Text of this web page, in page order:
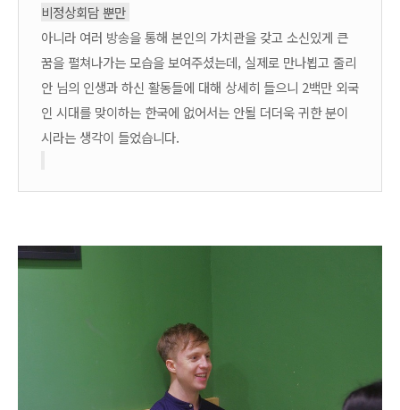
비정상회담 뿐만
아니라 여러 방송을 통해 본인의 가치관을 갖고 소신있게 큰
꿈을 펼쳐나가는 모습을 보여주셨는데, 실제로 만나뵙고 줄리
안 님의 인생과 하신 활동들에 대해 상세히 들으니 2백만 외국
인 시대를 맞이하는 한국에 없어서는 안될 더더욱 귀한 분이
시라는 생각이 들었습니다.